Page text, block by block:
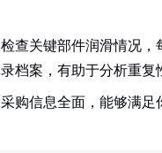
查关键部件润滑情况
档案，有助于分析重复
购信息全面，能够满足